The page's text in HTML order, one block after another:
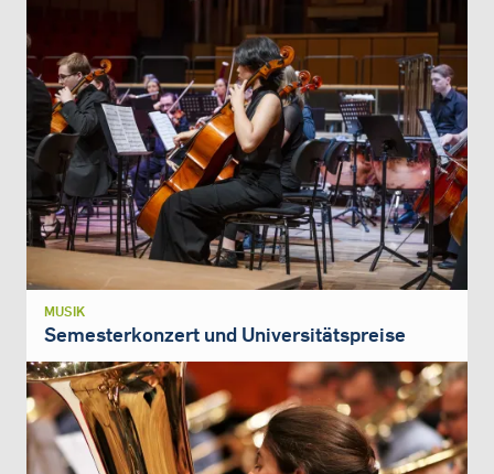
MUSIK
Semesterkonzert und Universitätspreise